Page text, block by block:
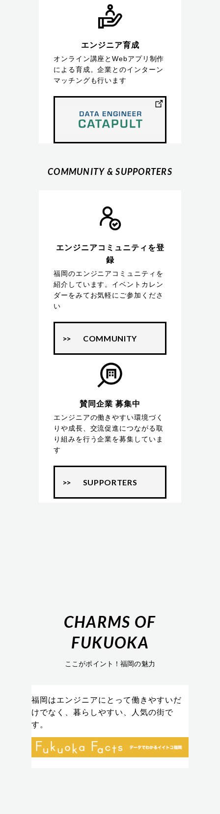
エンジニア育成
オンライン講座とWebアプリ制作
による育成。企業とのインターン
マッチングも行います
COMMUNITY & SUPPORTERS
エンジニアコミュニティを登
録
福岡のエンジニアコミュニティを
紹介しています。イベントカレン
ダーをみてお気軽にご参加くださ
い
COMMUNITY
賛同企業 募集中
エンジニアの働きやすい環境づく
りや成長、交流促進につながる取
り組みを行う企業を募集していま
す
SUPPORTERS
CHARMS OF
FUKUOKA
ここがポイント！福岡の魅力
福岡はエンジニアにとって働きやすいだ
けでなく、暮らしやすい、人気の街で
す。